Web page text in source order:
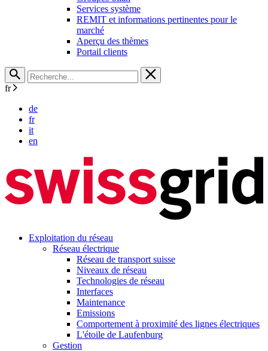
Services système
REMIT et informations pertinentes pour le
marché
Aperçu des thèmes
Portail clients
fr
de
fr
it
en
Exploitation du réseau
Réseau électrique
Réseau de transport suisse
Niveaux de réseau
Technologies de réseau
Interfaces
Maintenance
Emissions
Comportement à proximité des lignes électriques
L'étoile de Laufenburg
Gestion